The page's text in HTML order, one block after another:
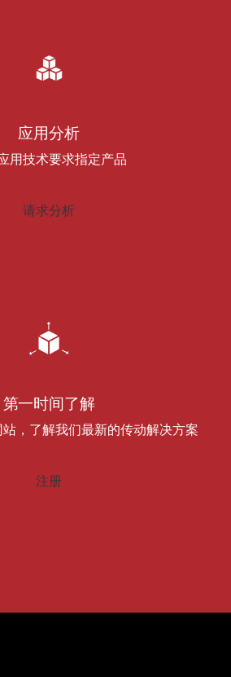
应用分析
用技术要求指定产品
请求分析
第一时间了解
，了解我们最新的传动解决方案
注册